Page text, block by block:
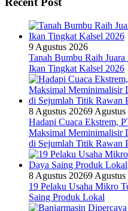
9 Agustus 2026
Tanah Bumbu Raih
Ikan Tingkat Kalsel 2026
8 Agustus 20269 Agustus
Hadapi Cuaca Ekstrem,
Maksimal Meminimalisir
di Sejumlah Titik Rawan
8 Agustus 20269 Agustus
19 Pelaku Usaha Mikro
Saing Produk Lokal